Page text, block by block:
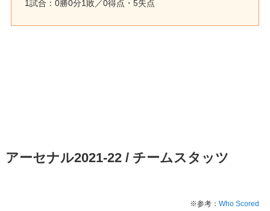
1試合：0勝0分1敗／0得点・5失点
アーセナル2021-22 / チームスタッツ
※参考：Who Scored